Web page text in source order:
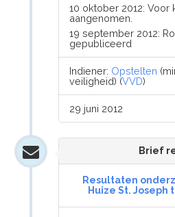
10 oktober 2012: Voor
aangenomen.
19 september 2012:
gepubliceerd
Indiener: Opstelten
veiligheid) (VVD)
29 juni 2012
Brief
Resultaten
Huize St. Joseph